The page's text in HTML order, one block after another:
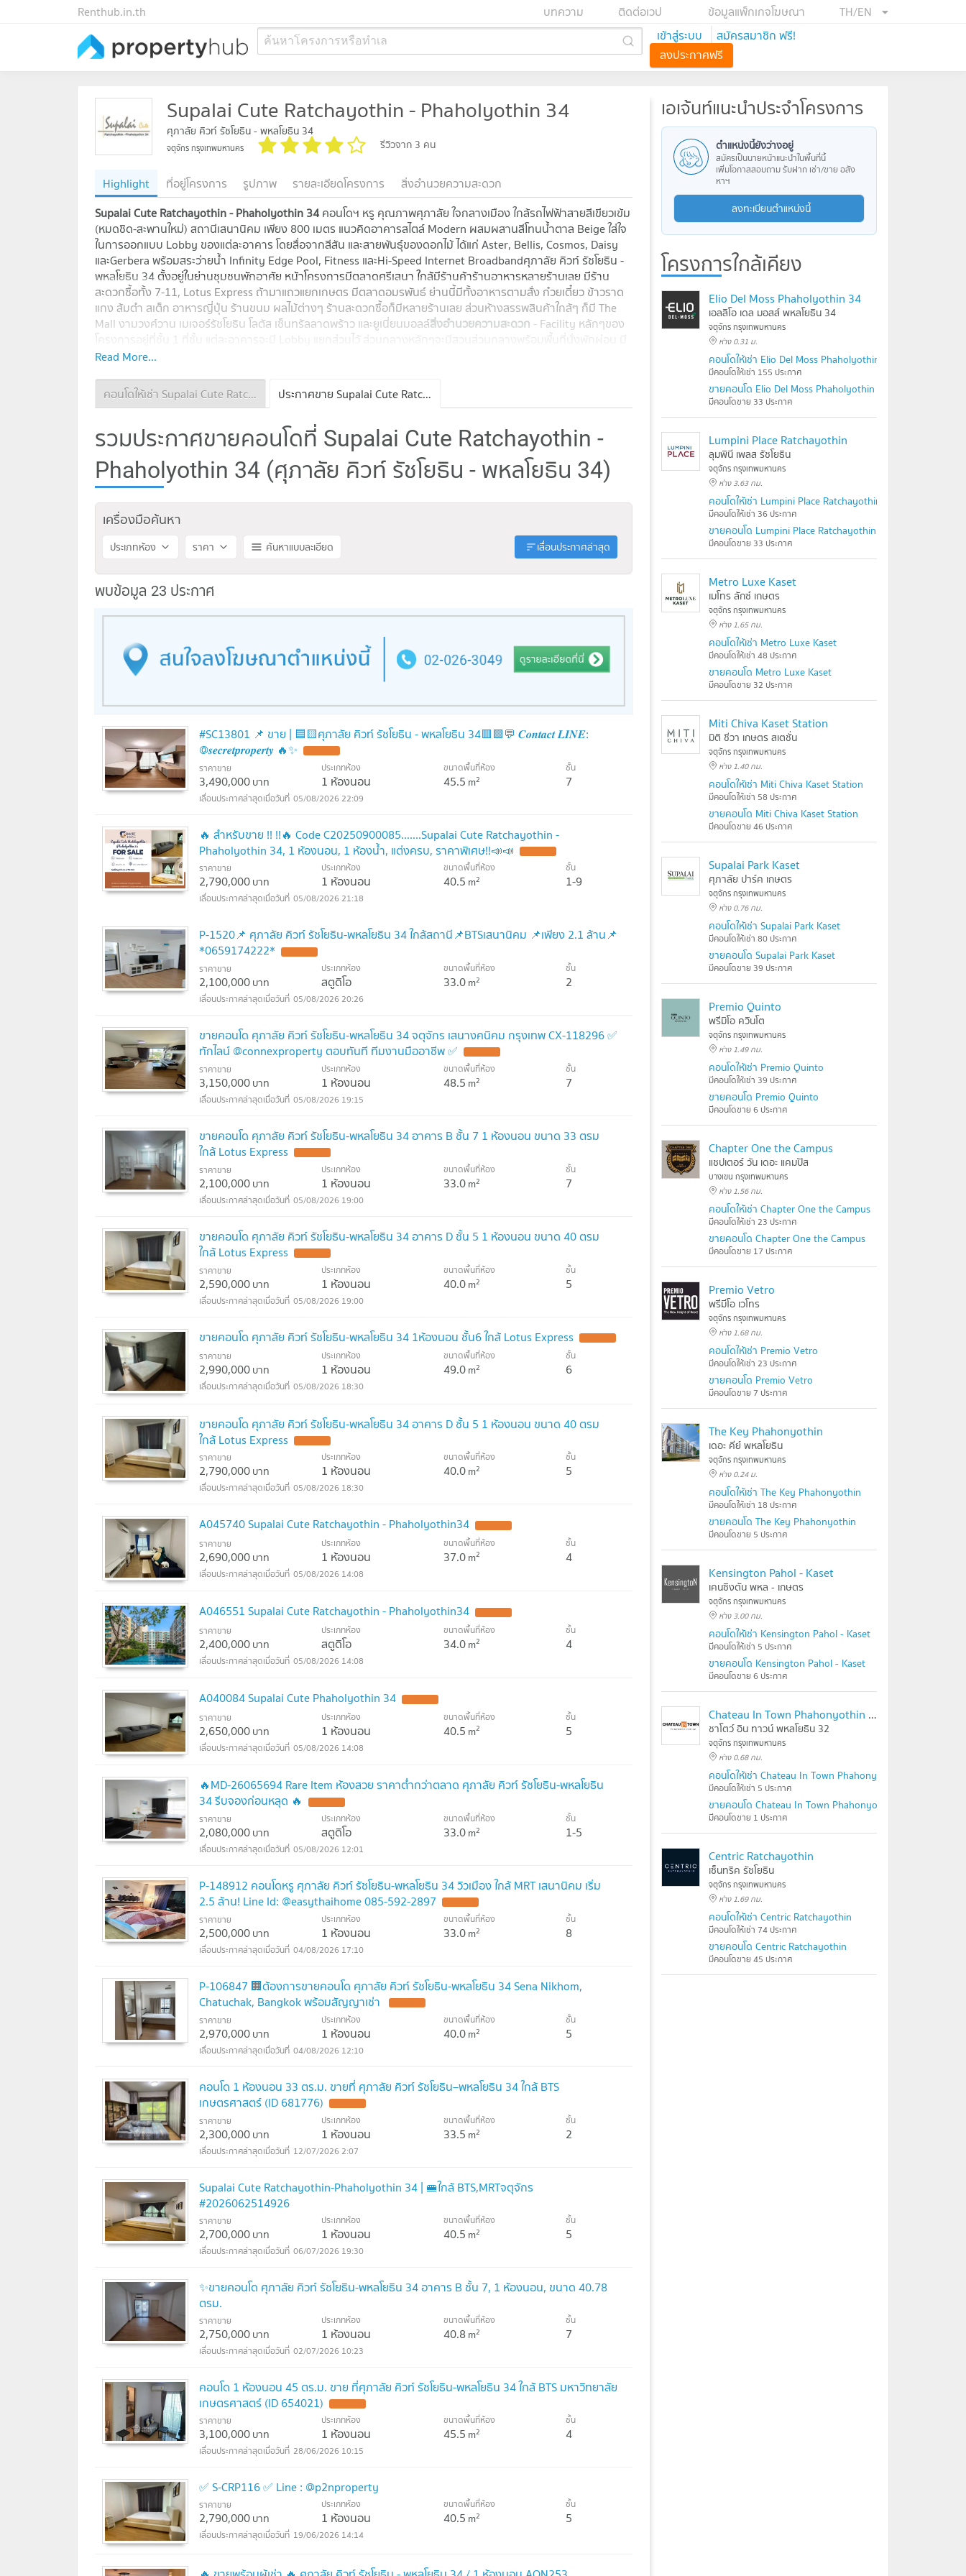
TH/EN
ข้อมูลแพ็กเกจโฆษณา
ติดต่อเวป
บทความ
Renthub.in.th
ค้นหาโครงการหรือทำเล เข้าสู่ระบบ
สมัครสมาชิก ฟรี!
ลงประกาศฟรี
Supalai Cute Ratchayothin - Phaholyothin 34
ศุภาลัย คิวท์ รัชโยธิน - พหลโยธิน 34
จตุจักร กรุงเทพมหานคร รีวิวจาก 3 คน
Highlight ที่อยู่โครงการ รูปภาพ รายละเอียดโครงการ
สิ่งอำนวยความสะดวก
Supalai Cute Ratchayothin - Phaholyothin 34คอนโดฯ หรู คุณภาพศุภาลัย ใจกลางเมือง ใกล้รถไฟฟ้าสายสีเขียวเข้ม
(หมดชิด-สะพานใหม่) สถานีเสนานิคม เพียง 800 เมตร แนวคิดอาคารสไตล์ Modern ผสมผสานสีโทนน้ำตาล Beige ใส่ใจ
ในการออกแบบ Lobby ของแต่ละอาคาร โดยสื่อจากสีสัน และสายพันธุ์ของดอกไม้ ได้แก่ Aster, Bellis, Cosmos, Daisy
และGerbera พร้อมสระว่ายน้ำ Infinity Edge Pool, Fitness และHi-Speed Internet Broadbandศุภาลัย คิวท์ รัชโยธิน -
พหลโยธิน 34ตั้งอยู่ในย่านชุมชนพักอาศัย หน้าโครงการมีตลาดศรีเสนา ใกล้มีร้านค้าร้านอาหารหลายร้านเลย มีร้าน
สะดวกซื้อทั้ง 7-11, Lotus Express ถ้ามาแถวแยกเกษตร มีตลาดอมรพันธ์ ย่านนี้มีทั้งอาหารตามสั่ง ก๋วยเตี๋ยว ข้าวราด
แกง ส้มตำ สเต็ก อาหารญี่ปุ่น ร้านขนม ผลไม้ต่างๆ ร้านสะดวกซื้อก็มีหลายร้านเลย ส่วนห้างสรรพสินค้าใกล้ๆ ก็มี The
Mall งามวงศ์วาน เมเจอร์รัชโยธิน โลตัส เซ็นทรัลลาดพร้าว และยูเนี่ยนมอลล์สิ่งอำนวยความสะดวก -Facility หลักๆของ
โครงการอยู่ที่ชั้น 1 ที่ชั้น แต่ละอาคารจะมี Lobby แยกส่วนไว้ ส่วนกลางหลักๆจะมีสวนส่วนกลางพร้อมพื้นที่นั่งพักผ่อน มี
สระว่ายน้ำระบบเกลือแบ่งสระเด็ก มีสนามเด็กเล่น มีห้องฟิตเนสจอดรถจอดได้ที่ชั้น 1 จอดได้ประมาณ 60% รวมซ้อน
ด้วยระบบสแกนนิ้ว
สถานที่สำคัญใกล้เคียง
7-11 : 45 ม.
Lotus Express : 80 ม.
ตลาดบางเขน : 1.1 กม.
ตลาดอมรพันธ์ : 1.4 กม.
Tops Market ม.เกษตร : 2.2 กม.
Tesco Lotus วังหิน : 2.4 กม.
Tesco Lotus ลาดพร้าว : 3.3 กม.
Avenue รัชโยธิน : 3.3 กม.
เมเจอร์รัชโยธิน : 3.3 กม.
Union Mall : 4 กม.
Tesco Lotus พงษ์เพชร : 5 กม.
นวมินทร์ ซิตี้ อเวนิว : 5.2 กม.
Big C ลาดพร้าว 2 : 5.2 กม.
Central ลาดพร้าว : 5.2 กม.
ตลาดนัดจตุจักร : 5.7 กม.
Central รามอินทรา : 6.9 กม.
ม.เกษตร : 1.5 กม.
รร.สารวิทยา : 3 กม.
ม.ราชภัฎจันเกษม : 3.6 กม.
ม.เซนต์จอห์น : 4.2 กม.
สาธิต ม.เกษตร : 4.4 กม.
รร.หอวัง : 5.4 กม.
ม.ราชภัฎ พระนคร : 6.5 กม.
รพ.เมโย : 800 ม.
รพ.วิภาวดี : 2.7 กม.
กรมทหารราบที่ 11 : 4.4 กม.
สนามบินดอนเมือง : 15.6 กม
Read More...
คอนโดให้เช่า Supalai Cute Ratchayothin - Phaholyothin 34
ประกาศขาย Supalai Cute Ratchayothin - Phaholyothin 34
รวมประกาศขายคอนโดที่ Supalai Cute Ratchayothin -
Phaholyothin 34 (ศุภาลัย คิวท์ รัชโยธิน - พหลโยธิน 34)
เครื่องมือค้นหา
ประเภทห้อง ราคา ค้นหาแบบละเอียด เลื่อนประกาศล่าสุด
พบข้อมูล 23 ประกาศ
#SC13801​​ 📌 ขาย | 🟦🟨ศุภาลัย คิวท์ รัชโยธิน - พหลโยธิน 34​🟥🟩💬 𝑪𝒐𝒏𝒕𝒂𝒄𝒕 𝑳𝑰𝑵𝑬:
@𝒔𝒆𝒄𝒓𝒆𝒕𝒑𝒓𝒐𝒑𝒆𝒓𝒕𝒚 🔥✨
ราคาขาย
3,490,000บาท
ประเภทห้อง
1 ห้องนอน
ขนาดพื้นที่ห้อง
45.5 m2
ชั้น
7
05/08/2026 22:09
🔥 สำหรับขาย !! !!🔥 Code C20250900085.......Supalai Cute Ratchayothin -
Phaholyothin 34, 1 ห้องนอน, 1 ห้องน้ำ, แต่งครบ, ราคาพิเศษ!!📣📣
ราคาขาย
2,790,000บาท
ประเภทห้อง
1 ห้องนอน
ขนาดพื้นที่ห้อง
40.5 m2
ชั้น
1-9
05/08/2026 21:18
P-1520📌 ศุภาลัย คิวท์ รัชโยธิน-พหลโยธิน 34 ใกล้สถานี📌BTSเสนานิคม 📌เพียง 2.1 ล้าน📌
*0659174222*
ราคาขาย
2,100,000บาท
ประเภทห้อง
สตูดิโอ
ขนาดพื้นที่ห้อง
33.0m2
ชั้น
2
05/08/2026 20:26
ขายคอนโด ศุภาลัย คิวท์ รัชโยธิน-พหลโยธิน 34 จตุจักร เสนางคนิคม กรุงเทพ CX-118296 ✅
ทักไลน์ @connexproperty ตอบทันที ทีมงานมืออาชีพ ✅
ราคาขาย
3,150,000บาท
ประเภทห้อง
1 ห้องนอน
ขนาดพื้นที่ห้อง
48.5 m2
ชั้น
7
05/08/2026 19:15
ขายคอนโด ศุภาลัย คิวท์ รัชโยธิน-พหลโยธิน 34 อาคาร B ชั้น 7 1 ห้องนอน ขนาด 33 ตรม
ใกล้ Lotus Express
ราคาขาย
2,100,000บาท
ประเภทห้อง
1 ห้องนอน
ขนาดพื้นที่ห้อง
33.0m2
ชั้น
7
05/08/2026 19:00
ขายคอนโด ศุภาลัย คิวท์ รัชโยธิน-พหลโยธิน 34 อาคาร D ชั้น 5 1 ห้องนอน ขนาด 40 ตรม
ใกล้ Lotus Express
ราคาขาย
2,590,000บาท
ประเภทห้อง
1 ห้องนอน
ขนาดพื้นที่ห้อง
40.0m2
ชั้น
5
05/08/2026 19:00
ขายคอนโด ศุภาลัย คิวท์ รัชโยธิน-พหลโยธิน 34 1ห้องนอน ชั้น6 ใกล้ Lotus Express
ราคาขาย
2,990,000บาท
ประเภทห้อง
1 ห้องนอน
ขนาดพื้นที่ห้อง
49.0m2
ชั้น
6
05/08/2026 18:30
ขายคอนโด ศุภาลัย คิวท์ รัชโยธิน-พหลโยธิน 34 อาคาร D ชั้น 5 1 ห้องนอน ขนาด 40 ตรม
ใกล้ Lotus Express
ราคาขาย
2,790,000บาท
ประเภทห้อง
1 ห้องนอน
ขนาดพื้นที่ห้อง
40.0m2
ชั้น
5
05/08/2026 18:30
A045740 Supalai Cute Ratchayothin - Phaholyothin34
ราคาขาย
2,690,000บาท
ประเภทห้อง
1 ห้องนอน
ขนาดพื้นที่ห้อง
37.0m2
ชั้น
4
05/08/2026 14:08
A046551 Supalai Cute Ratchayothin - Phaholyothin34
ราคาขาย
2,400,000บาท
ประเภทห้อง
สตูดิโอ
ขนาดพื้นที่ห้อง
34.0m2
ชั้น
4
05/08/2026 14:08
A040084 Supalai Cute Phaholyothin 34
ราคาขาย
2,650,000บาท
ประเภทห้อง
1 ห้องนอน
ขนาดพื้นที่ห้อง
40.5 m2
ชั้น
5
05/08/2026 14:08
🔥MD-26065694 Rare Item ห้องสวย ราคาต่ำกว่าตลาด ศุภาลัย คิวท์ รัชโยธิน-พหลโยธิน
34 รีบจองก่อนหลุด 🔥
ราคาขาย
2,080,000บาท
ประเภทห้อง
สตูดิโอ
ขนาดพื้นที่ห้อง
33.0m2
ชั้น
1-5
05/08/2026 12:01
P-148912 คอนโดหรู ศุภาลัย คิวท์ รัชโยธิน-พหลโยธิน 34 วิวเมือง ใกล้ MRT เสนานิคม เริ่ม
2.5 ล้าน! Line Id: @easythaihome 085-592-2897
ราคาขาย
2,500,000บาท
ประเภทห้อง
1 ห้องนอน
ขนาดพื้นที่ห้อง
33.0m2
ชั้น
8
04/08/2026 17:10
P-106847 🏢ต้องการขายคอนโด ศุภาลัย คิวท์ รัชโยธิน-พหลโยธิน 34 Sena Nikhom,
Chatuchak, Bangkok พร้อมสัญญาเช่า
ราคาขาย
2,970,000บาท
ประเภทห้อง
1 ห้องนอน
ขนาดพื้นที่ห้อง
40.0m2
ชั้น
5
04/08/2026 12:10
คอนโด 1 ห้องนอน 33 ตร.ม. ขายที่ ศุภาลัย คิวท์ รัชโยธิน–พหลโยธิน 34 ใกล้ BTS
เกษตรศาสตร์ (ID 681776)
ราคาขาย
2,300,000บาท
ประเภทห้อง
1 ห้องนอน
ขนาดพื้นที่ห้อง
33.5 m2
ชั้น
2
12/07/2026 2:07
Supalai Cute Ratchayothin-Phaholyothin 34 | 🚝ใกล้ BTS,MRTจตุจักร
#2026062514926
ราคาขาย
2,700,000บาท
ประเภทห้อง
1 ห้องนอน
ขนาดพื้นที่ห้อง
40.5 m2
ชั้น
5
06/07/2026 19:30
✨ขายคอนโด ศุภาลัย คิวท์ รัชโยธิน-พหลโยธิน 34 อาคาร B ชั้น 7, 1 ห้องนอน, ขนาด 40.78
ตรม.
ราคาขาย
2,750,000บาท
ประเภทห้อง
1 ห้องนอน
ขนาดพื้นที่ห้อง
40.8 m2
ชั้น
7
02/07/2026 10:23
คอนโด 1 ห้องนอน 45 ตร.ม. ขาย ที่ศุภาลัย คิวท์ รัชโยธิน-พหลโยธิน 34 ใกล้ BTS มหาวิทยาลัย
เกษตรศาสตร์ (ID 654021)
ราคาขาย
3,100,000บาท
ประเภทห้อง
1 ห้องนอน
ขนาดพื้นที่ห้อง
45.5 m2
ชั้น
4
28/06/2026 10:15
✅ S-CRP116 ✅ Line : @p2nproperty
ราคาขาย
2,790,000บาท
ประเภทห้อง
1 ห้องนอน
ขนาดพื้นที่ห้อง
40.5 m2
ชั้น
5
19/06/2026 14:14
เอเจ้นท์แนะนำประจำโครงการ
ตำแหน่งนี้ยังว่างอยู่
สมัครเป็นนายหน้าแนะนำในพื้นที่นี้
เพิ่มโอกาสสอบถาม รับฝาก เช่า/ขาย อสัง
หาฯ
ลงทะเบียนตำแหน่งนี้
โครงการใกล้เคียง
Elio Del Moss Phaholyothin 34
เอลลิโอ เดล มอสส์ พหลโยธิน 34
จตุจักร กรุงเทพมหานคร
ห่าง 0.31 ม.
คอนโดให้เช่า Elio Del Moss Phaholyothin 34
มีคอนโดให้เช่า 155 ประกาศ
ขายคอนโด Elio Del Moss Phaholyothin 34
มีคอนโดขาย 33 ประกาศ
Lumpini Place Ratchayothin
ลุมพินี เพลส รัชโยธิน
จตุจักร กรุงเทพมหานคร
ห่าง 3.63 กม.
คอนโดให้เช่า Lumpini Place Ratchayothin
มีคอนโดให้เช่า 36 ประกาศ
ขายคอนโด Lumpini Place Ratchayothin
มีคอนโดขาย 33 ประกาศ
Metro Luxe Kaset
เมโทร ลักซ์ เกษตร
จตุจักร กรุงเทพมหานคร
ห่าง 1.65 กม.
คอนโดให้เช่า Metro Luxe Kaset
มีคอนโดให้เช่า 48 ประกาศ
ขายคอนโด Metro Luxe Kaset
มีคอนโดขาย 32 ประกาศ
Miti Chiva Kaset Station
มิติ ชีวา เกษตร สเตชั่น
จตุจักร กรุงเทพมหานคร
ห่าง 1.40 กม.
คอนโดให้เช่า Miti Chiva Kaset Station
มีคอนโดให้เช่า 58 ประกาศ
ขายคอนโด Miti Chiva Kaset Station
มีคอนโดขาย 46 ประกาศ
Supalai Park Kaset
ศุภาลัย ปาร์ค เกษตร
จตุจักร กรุงเทพมหานคร
ห่าง 0.76 กม.
คอนโดให้เช่า Supalai Park Kaset
มีคอนโดให้เช่า 80 ประกาศ
ขายคอนโด Supalai Park Kaset
มีคอนโดขาย 39 ประกาศ
Premio Quinto
พรีมิโอ ควินโต
จตุจักร กรุงเทพมหานคร
ห่าง 1.49 กม.
คอนโดให้เช่า Premio Quinto
มีคอนโดให้เช่า 39 ประกาศ
ขายคอนโด Premio Quinto
มีคอนโดขาย 6 ประกาศ
Chapter One the Campus
แชปเตอร์ วัน เดอะ แคมปัส
บางเขน กรุงเทพมหานคร
ห่าง 1.56 กม.
คอนโดให้เช่า Chapter One the Campus
มีคอนโดให้เช่า 23 ประกาศ
ขายคอนโด Chapter One the Campus
มีคอนโดขาย 17 ประกาศ
Premio Vetro
พรีมีโอ เวโทร
จตุจักร กรุงเทพมหานคร
ห่าง 1.68 กม.
คอนโดให้เช่า Premio Vetro
มีคอนโดให้เช่า 23 ประกาศ
ขายคอนโด Premio Vetro
มีคอนโดขาย 7 ประกาศ
The Key Phahonyothin
เดอะ คีย์ พหลโยธิน
จตุจักร กรุงเทพมหานคร
ห่าง 0.24 ม.
คอนโดให้เช่า The Key Phahonyothin
มีคอนโดให้เช่า 18 ประกาศ
ขายคอนโด The Key Phahonyothin
มีคอนโดขาย 5 ประกาศ
Kensington Pahol - Kaset
เคนซิงตัน พหล - เกษตร
จตุจักร กรุงเทพมหานคร
ห่าง 3.00 กม.
คอนโดให้เช่า Kensington Pahol - Kaset
มีคอนโดให้เช่า 5 ประกาศ
ขายคอนโด Kensington Pahol - Kaset
มีคอนโดขาย 6 ประกาศ
Chateau In Town Phahonyothin 32
ชาโตว์ อิน ทาวน์ พหลโยธิน 32
จตุจักร กรุงเทพมหานคร
ห่าง 0.68 กม.
คอนโดให้เช่า Chateau In Town Phahonyothin 32
มีคอนโดให้เช่า 5 ประกาศ
ขายคอนโด Chateau In Town Phahonyothin 32
มีคอนโดขาย 1 ประกาศ
Centric Ratchayothin
เซ็นทริค รัชโยธิน
จตุจักร กรุงเทพมหานคร
ห่าง 1.69 กม.
คอนโดให้เช่า Centric Ratchayothin
มีคอนโดให้เช่า 74 ประกาศ
ขายคอนโด Centric Ratchayothin
มีคอนโดขาย 45 ประกาศ